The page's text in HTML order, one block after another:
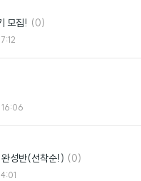
모집! 댓
(0)
성반(선착순!) 댓
(0)